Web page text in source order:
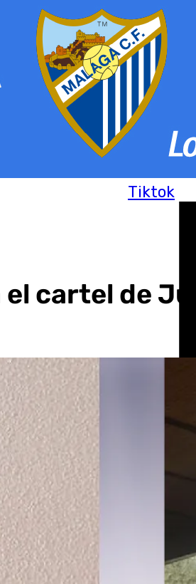
Tiktok
cartel de